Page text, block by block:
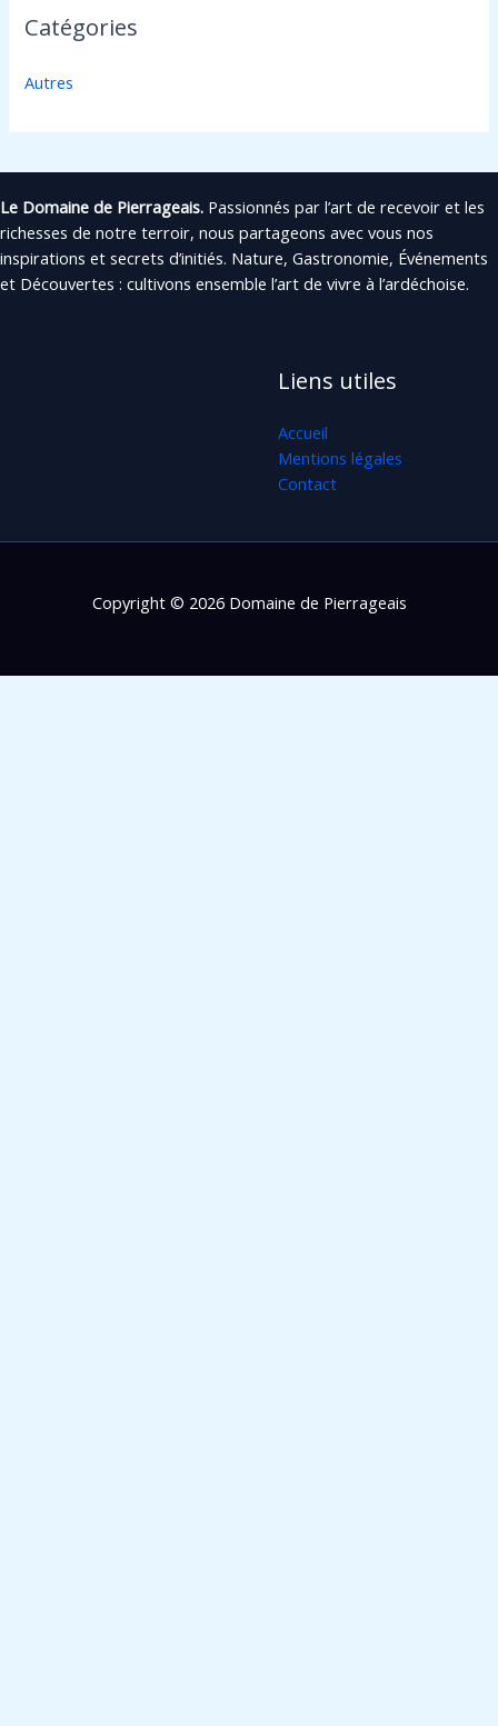
Catégories
Autres
Le Domaine de Pierrageais. Passionnés par l’art de recevoir et les
richesses de notre terroir, nous partageons avec vous nos
inspirations et secrets d’initiés. Nature, Gastronomie, Événements
et Découvertes : cultivons ensemble l’art de vivre à l’ardéchoise.
Liens utiles
Accueil
Mentions légales
Contact
Copyright © 2026 Domaine de Pierrageais